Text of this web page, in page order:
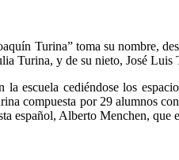
Turina” toma su nombre,
Turina, y de su nieto, José Luis
escuela cediéndose los
compuesta por 29 alumnos
español, Alberto Menchen, que